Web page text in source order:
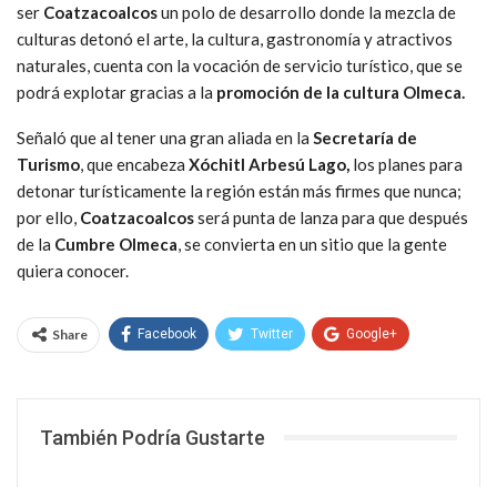
ser Coatzacoalcosun polo de desarrollo donde la mezcla de
culturas detonó el arte, la cultura, gastronomía y atractivos
naturales, cuenta con la vocación de servicio turístico, que se
podrá explotar gracias a la promoción de la cultura Olmeca.
Señaló que al tener una gran aliada en la Secretaría de
Turismo, que encabeza Xóchitl Arbesú Lago, los planes para
detonar turísticamente la región están más firmes que nunca;
por ello, Coatzacoalcosserá punta de lanza para que después
de la Cumbre Olmeca, se convierta en un sitio que la gente
quiera conocer.
Share Facebook Twitter Google+
También Podría Gustarte